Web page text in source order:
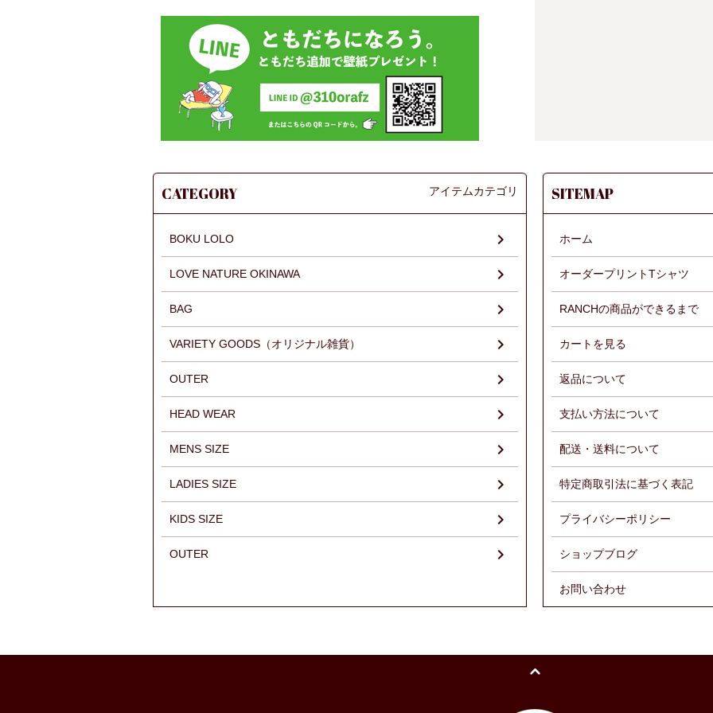
CATEGORY アイテムカテゴリ
BOKU LOLO
LOVE NATURE OKINAWA
BAG
VARIETY GOODS（オリジナル雑貨）
OUTER
HEAD WEAR
MENS SIZE
LADIES SIZE
KIDS SIZE
OUTER
SITEMAP
ホーム
オーダープリントTシャツ
RANCHの商品ができるまで
カートを見る
返品について
支払い方法について
配送・送料について
特定商取引法に基づく表記
プライバシーポリシー
ショップブログ
お問い合わせ